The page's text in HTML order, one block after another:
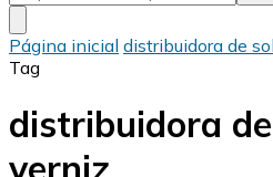
Página inicial distribuidora de
Tag
distribuidora